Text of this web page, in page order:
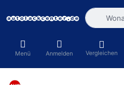
Geben
Menü Anmelden Vergleichen